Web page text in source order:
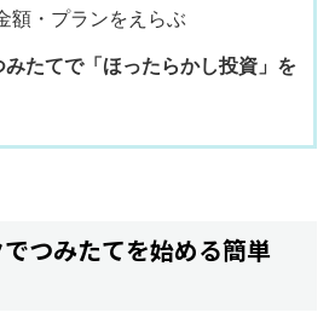
額・プランをえらぶ
たてで「ほったらかし投資」を
つみたてを始める簡単